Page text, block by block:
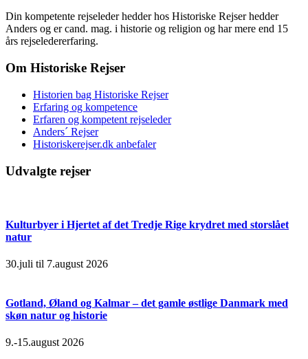
Din kompetente rejseleder hedder hos Historiske Rejser hedder
Anders og er cand. mag. i historie og religion og har mere end 15
års rejseledererfaring.
Om Historiske Rejser
Historien bag Historiske Rejser
Erfaring og kompetence
Erfaren og kompetent rejseleder
Anders´ Rejser
Historiskerejser.dk anbefaler
Udvalgte rejser
Kulturbyer i Hjertet af det Tredje Rige krydret med storslået
natur
30.juli til 7.august 2026
Gotland, Øland og Kalmar – det gamle østlige Danmark med
skøn natur og historie
9.-15.august 2026